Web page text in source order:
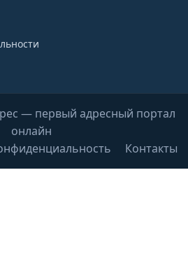
— первый адресный портал
онлайн
Контакты